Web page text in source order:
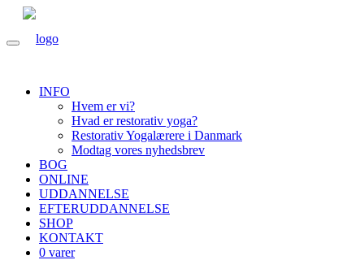
INFO
Hvem er vi?
Hvad er restorativ yoga?
Restorativ Yogalærere i Danmark
Modtag vores nyhedsbrev
BOG
ONLINE
UDDANNELSE
EFTERUDDANNELSE
SHOP
KONTAKT
0 varer